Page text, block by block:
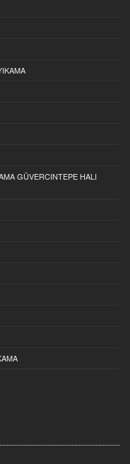
GÜVERCINTEPE HALI